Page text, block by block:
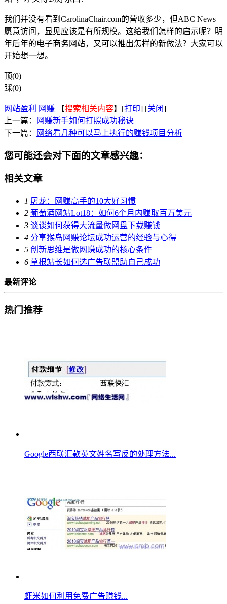
我们并没有看到CarolinaChair.com的营收多少，但ABC News
愿意访问，显见应该是有所规模。这给我们怎样的启示呢？明
年后年的电子商务网站，又可以推出怎样的新做法？大家可以
开始想一想。
顶(0)
踩(0)
网站盈利 网赚 【搜索相关内容】[打印] [关闭]
上一篇：
网赚新手如何打照成功秘诀
下一篇：
网络看几种可以马上执行的赚钱项目分析
您可能还会对下面的文章感兴趣：
相关文章
1 屠龙：网赚高手的10大好习惯
2 葡萄酒网站Lot18：如何6个月内赚取百万美元
3 谈谈如何获得大流量做网盘下载赚钱
4 分享猴岛网赚论坛成功运营的经验与心得
5 创新思维是做网赚成功的核心条件
6 草根站长如何选广告联盟助自己成功
最新评论
热门推荐
Google西联汇款英文姓名写反的处理方法...
虾米如何利用免费广告赚钱...